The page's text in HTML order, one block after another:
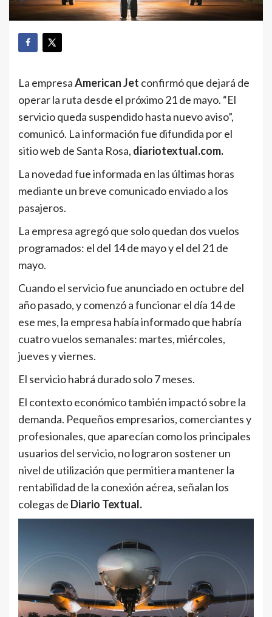
La empresaAmerican Jet confirmó que dejará de
operar la ruta desde el próximo 21 de mayo. “El
servicio queda suspendido hasta nuevo aviso”,
comunicó. La información fue difundida por el
sitio web de Santa Rosa, diariotextual.com.
La novedad fue informada en las últimas horas
mediante un breve comunicado enviado a los
pasajeros.
La empresa agregó que solo quedan dos vuelos
programados: el del 14 de mayo y el del 21 de
mayo.
Cuando el servicio fue anunciado en octubre del
año pasado, y comenzó a funcionar el día 14 de
ese mes, la empresa había informado que habría
cuatro vuelos semanales: martes, miércoles,
jueves y viernes.
El servicio habrá durado solo 7 meses.
El contexto económico también impactó sobre la
demanda. Pequeños empresarios, comerciantes y
profesionales, que aparecían como los principales
usuarios del servicio, no lograron sostener un
nivel de utilización que permitiera mantener la
rentabilidad de la conexión aérea, señalan los
colegas de Diario Textual.